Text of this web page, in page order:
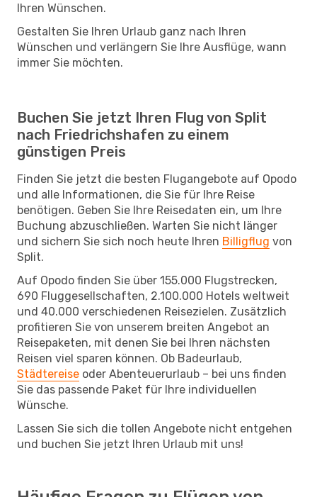
Ihren Wünschen.
Gestalten Sie Ihren Urlaub ganz nach Ihren
Wünschen und verlängern Sie Ihre Ausflüge, wann
immer Sie möchten.
Buchen Sie jetzt Ihren Flug von Split
nach Friedrichshafen zu einem
günstigen Preis
Finden Sie jetzt die besten Flugangebote auf Opodo
und alle Informationen, die Sie für Ihre Reise
benötigen. Geben Sie Ihre Reisedaten ein, um Ihre
Buchung abzuschließen. Warten Sie nicht länger
und sichern Sie sich noch heute Ihren Billigflug von
Split.
Auf Opodo finden Sie über 155.000 Flugstrecken,
690 Fluggesellschaften, 2.100.000 Hotels weltweit
und 40.000 verschiedenen Reisezielen. Zusätzlich
profitieren Sie von unserem breiten Angebot an
Reisepaketen, mit denen Sie bei Ihren nächsten
Reisen viel sparen können. Ob Badeurlaub,
Städtereise oder Abenteuerurlaub – bei uns finden
Sie das passende Paket für Ihre individuellen
Wünsche.
Lassen Sie sich die tollen Angebote nicht entgehen
und buchen Sie jetzt Ihren Urlaub mit uns!